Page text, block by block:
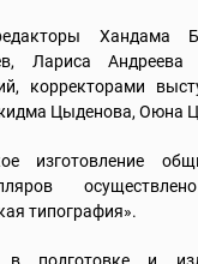
Хандама
Лариса Андреева
корректорами
Цыденова, Оюна
изготовление
типография».